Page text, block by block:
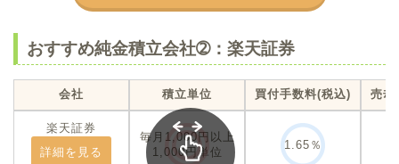
おすすめ純金積立会社➁：楽天証券
会社 積立単位 買付手数料(税込) 売却
楽天証券
詳細を見る
毎月1,000円以上
1,000円単位
1.65％